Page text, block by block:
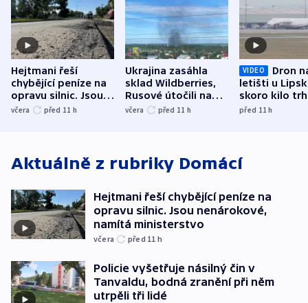
Hejtmani řeší
chybějící peníze na
opravu silnic. Jsou
nenárokové, namítá
včera před 11 h
Ukrajina zasáhla
sklad Wildberries,
Rusové útočili na
trh, hasiče či
včera před 11 h
VIDEO
Dron
letišti u
skoro kilo
indicie
před 11h
Aktuálně z rubriky Domácí
Hejtmani řeší chybějící peníze na
opravu silnic. Jsou nenárokové,
namítá ministerstvo
včera před 11 h
Policie vyšetřuje násilný čin v
Tanvaldu, bodná zranění při něm
utrpěli tři lidé